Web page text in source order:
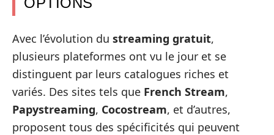
Avec l’évolution du streaming gratuit,
plusieurs plateformes ont vu le jour et se
distinguent par leurs catalogues riches et
variés. Des sites tels que French Stream,
Papystreaming, Cocostream, et d’autres,
proposent tous des spécificités qui peuvent